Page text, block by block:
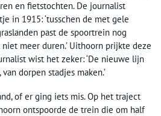
en fietstochten. De journalist
in 1915: ‘tusschen de met gele
past de spoortrein nog
meer duren.’ Uithoorn prijkte deze
wist het zeker: ‘De nieuwe lijn
dorpen stadjes maken.’
of er ging iets mis. Op het traject
ontspoorde de trein die om half